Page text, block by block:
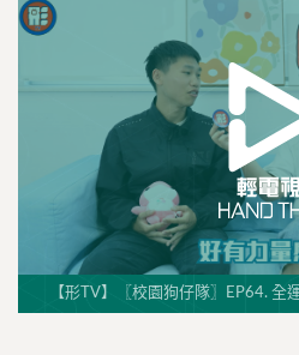
【形TV】〖校園狗仔隊〗EP64. 全